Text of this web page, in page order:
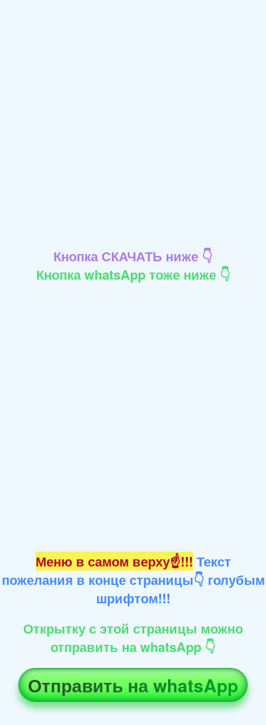
Кнопка СКАЧАТЬ ниже 👇
Кнопка whatsApp тоже ниже 👇
Меню в самом верху☝!!! Текст
пожелания в конце страницы👇 голубым
шрифтом!!!
Открытку с этой страницы можно
отправить на whatsApp 👇
Отправить на whatsApp